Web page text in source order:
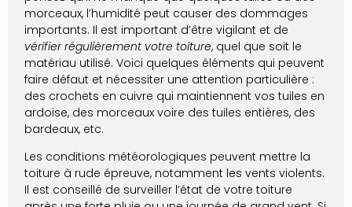
morceaux, l’humidité peut causer des dommages
importants. Il est important d’être vigilant et de
vérifier régulièrement votre toiture, quel que soit le
matériau utilisé. Voici quelques éléments qui peuvent
faire défaut et nécessiter une attention particulière :
des crochets en cuivre qui maintiennent vos tuiles en
ardoise, des morceaux voire des tuiles entières, des
bardeaux, etc.
Les conditions météorologiques peuvent mettre la
toiture à rude épreuve, notamment les vents violents.
Il est conseillé de surveiller l’état de votre toiture